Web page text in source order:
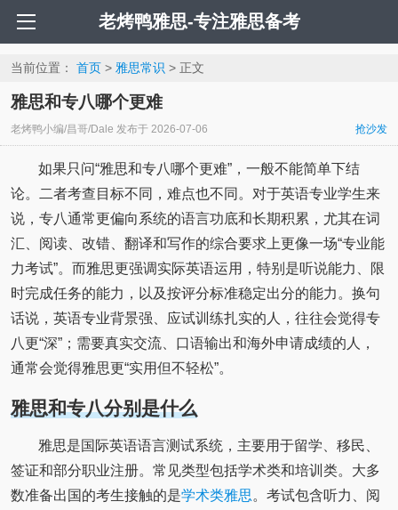
老烤鸭雅思-专注雅思备考
当前位置： 首页> 雅思常识 > 正文
雅思和专八哪个更难
老烤鸭小编/昌哥/Dale 发布于 2026-07-06 抢沙发
如果只问“雅思和专八哪个更难”，一般不能简单下结
论。二者考查目标不同，难点也不同。对于英语专业学生来
说，专八通常更偏向系统的语言功底和长期积累，尤其在词
汇、阅读、改错、翻译和写作的综合要求上更像一场“专业能
力考试”。而雅思更强调实际英语运用，特别是听说能力、限
时完成任务的能力，以及按评分标准稳定出分的能力。换句
话说，英语专业背景强、应试训练扎实的人，往往会觉得专
八更“深”；需要真实交流、口语输出和海外申请成绩的人，
通常会觉得雅思更“实用但不轻松”。
雅思和专八分别是什么
雅思是国际英语语言测试系统，主要用于留学、移民、
签证和部分职业注册。常见类型包括学术类和培训类。大多
数准备出国的考生接触的是学术类雅思。考试包含听力、阅